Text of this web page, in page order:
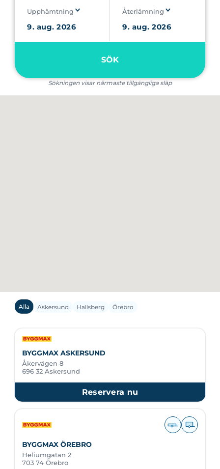
Upphämtning Återlämning
SÖK
Sökningen visar närmaste tillgängliga släp
Alla Askersund Hallsberg Örebro
BYGGMAX ASKERSUND
Åkervägen 8
696 32 Askersund
Reservera nu
BYGGMAX ÖREBRO
Heliumgatan 2
703 74 Örebro